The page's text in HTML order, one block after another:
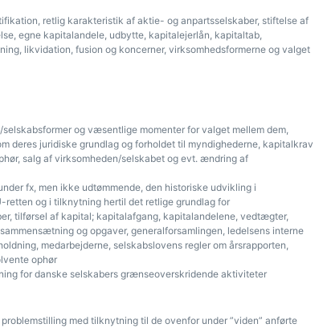
retlig karakteristik af aktie- og anpartsselskaber, stiftelse af
egne kapitalandele, udbytte, kapitalejerlån, kapitaltab,
likvidation, fusion og koncerner, virksomhedsformerne og valget
og væsentlige momenter for valget mellem dem,
deres juridiske grundlag og forholdet til myndighederne, kapitalkrav
salg af virksomheden/selskabet og evt. ændring af
fx, men ikke udtømmende, den historiske udvikling i
og i tilknytning hertil det retlige grundlag for
tilførsel af kapital; kapitalafgang, kapitalandelene, vedtægter,
og opgaver, generalforsamlingen, ledelsens interne
medarbejderne, selskabslovens regler om årsrapporten,
ophør
for danske selskabers grænseoverskridende aktiviteter
med tilknytning til de ovenfor under ”viden” anførte